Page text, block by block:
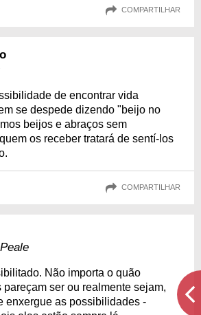
COMPARTILHAR
de encontrar vida
se despede dizendo "beijo no
beijos e abraços sem
os receber tratará de sentí-los
COMPARTILHAR
Não importa o quão
ser ou realmente sejam,
enxergue as possibilidades -